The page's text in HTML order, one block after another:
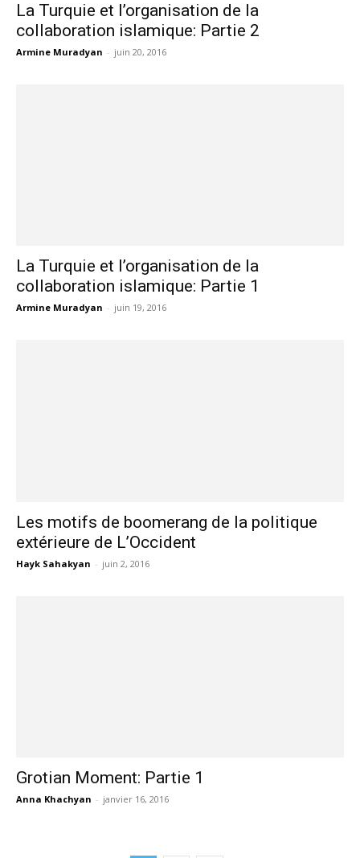
La Turquie et l’organisation de la
collaboration islamique: Partie 2
Armine Muradyan - juin 20, 2016
La Turquie et l’organisation de la
collaboration islamique: Partie 1
Armine Muradyan - juin 19, 2016
Les motifs de boomerang de la politique
extérieure de L’Occident
Hayk Sahakyan - juin 2, 2016
Grotian Moment: Partie 1
Anna Khachyan - janvier 16, 2016